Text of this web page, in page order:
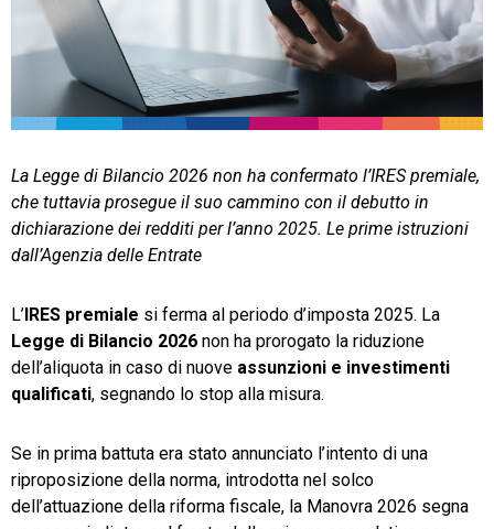
Trust Services
TeamSystem Store
La Legge di Bilancio 2026 non ha confermato l’IRES premiale,
che tuttavia prosegue il suo cammino con il debutto in
dichiarazione dei redditi per l’anno 2025. Le prime istruzioni
dall’Agenzia delle Entrate
L’ IRES premiale si ferma al periodo d’imposta 2025. La
Legge di Bilancio 2026 non ha prorogato la riduzione
dell’aliquota in caso di nuove assunzioni e investimenti
qualificati, segnando lo stop alla misura.
Se in prima battuta era stato annunciato l’intento di una
riproposizione della norma, introdotta nel solco
dell’attuazione della riforma fiscale, la Manovra 2026 segna